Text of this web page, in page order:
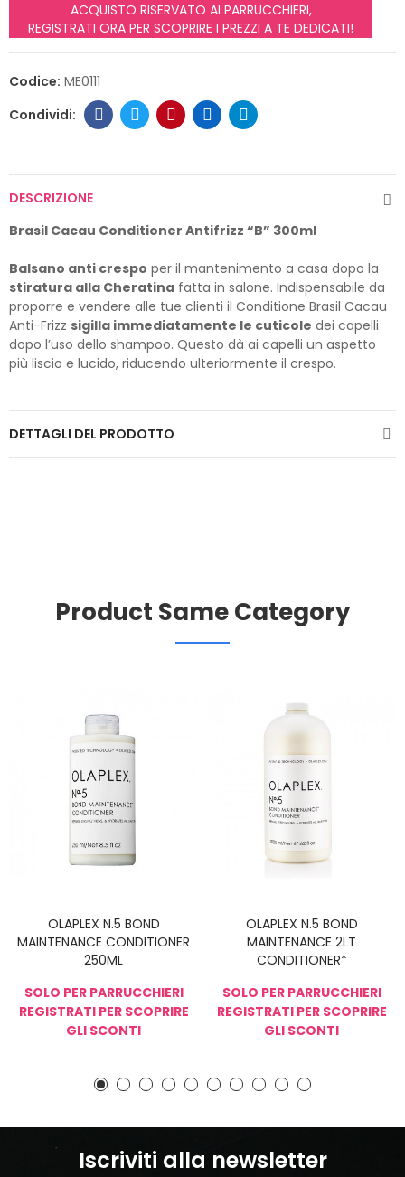
ACQUISTO RISERVATO AI PARRUCCHIERI,
REGISTRATI ORA PER SCOPRIRE I PREZZI A TE DEDICATI!
Codice: ME0111
DESCRIZIONE
Brasil Cacau Conditioner Antifrizz “B” 300ml
Balsano anti crespo per il mantenimento a casa dopo la
stiratura alla Cheratina fatta in salone. Indispensabile da
proporre e vendere alle tue clienti il Conditione Brasil Cacau
Anti-Frizz sigilla immediatamente le cuticole dei capelli
dopo l’uso dello shampoo. Questo dà ai capelli un aspetto
più liscio e lucido, riducendo ulteriormente il crespo.
DETTAGLI DEL PRODOTTO
Product Same Category
OLAPLEX N.5 BOND
MAINTENANCE CONDITIONER
250ML
SOLO PER PARRUCCHIERI
REGISTRATI PER SCOPRIRE
GLI SCONTI
OLAPLEX N.5 BOND
MAINTENANCE 2LT
CONDITIONER*
SOLO PER PARRUCCHIERI
REGISTRATI PER SCOPRIRE
GLI SCONTI
Iscriviti alla newsletter